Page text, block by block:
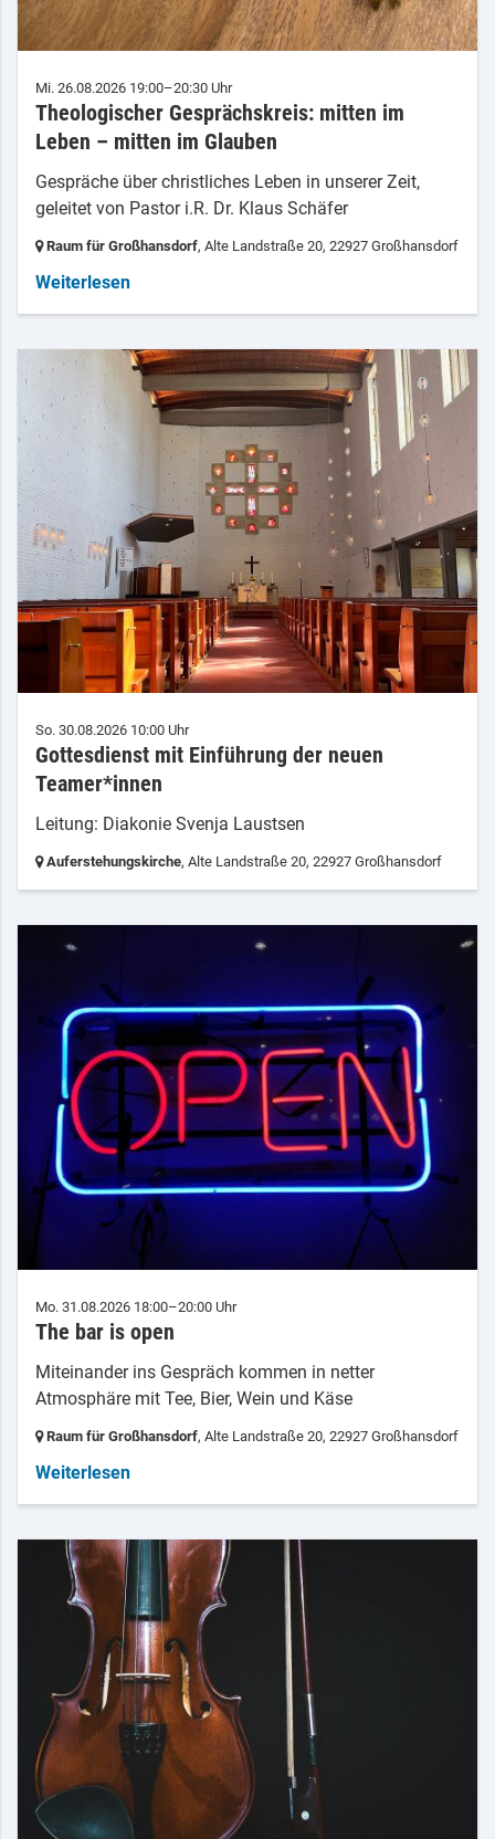
Mi. 26.08.2026 19:00–20:30 Uhr
Theologischer Gesprächskreis: mitten im
Leben – mitten im Glauben
Gespräche über christliches Leben in unserer Zeit,
geleitet von Pastor i.R. Dr. Klaus Schäfer
Raum für Großhansdorf, Alte Landstraße 20, 22927 Großhansdorf
Weiterlesen
So. 30.08.2026 10:00 Uhr
Gottesdienst mit Einführung der neuen
Teamer*innen
Leitung: Diakonie Svenja Laustsen
Auferstehungskirche, Alte Landstraße 20, 22927 Großhansdorf
Mo. 31.08.2026 18:00–20:00 Uhr
The bar is open
Miteinander ins Gespräch kommen in netter
Atmosphäre mit Tee, Bier, Wein und Käse
Raum für Großhansdorf, Alte Landstraße 20, 22927 Großhansdorf
Weiterlesen